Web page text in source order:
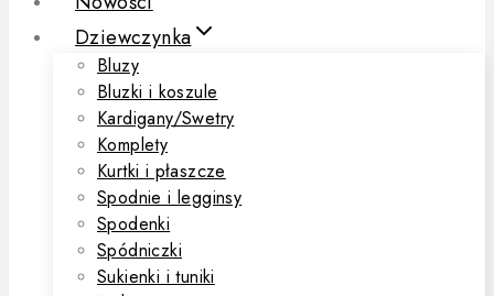
Dziewczynka
Bluzy
Bluzki i koszule
Kardigany/Swetry
Komplety
Kurtki i płaszcze
Spodnie i legginsy
Spodenki
Spódniczki
Sukienki i tuniki